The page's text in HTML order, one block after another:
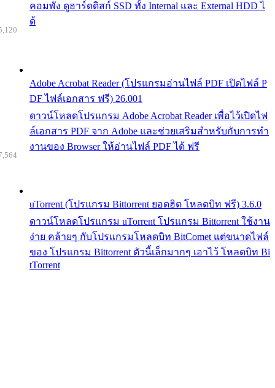
คอมพัง ดูฮาร์ดดิสก์ SSD ทั้ง Internal และ External HDD ไ
ด้
Adobe Acrobat Reader (โปรแกรมอ่านไฟล์ PDF เปิดไฟล์ P
DF ไฟล์เอกสาร ฟรี) 26.001
ดาวน์โหลดโปรแกรม Adobe Acrobat Reader เพื่อไว้เปิดไฟ
ล์เอกสาร PDF จาก Adobe และช่วยเสริมสำหรับกับการทำ
งานของ Browser ให้อ่านไฟล์ PDF ได้ ฟรี
uTorrent (โปรแกรม Bittorrent ยอดฮิต โหลดบิท ฟรี) 3.6.0
ดาวน์โหลดโปรแกรม uTorrent โปรแกรม Bittorrent ใช้งาน
ง่าย คล้ายๆ กับโปรแกรมโหลดบิท BitComet แต่ขนาดไฟล์
ของ โปรแกรม Bittorrent ตัวนี้เล็กมากๆ เอาไว้ โหลดบิท Bi
tTorrent